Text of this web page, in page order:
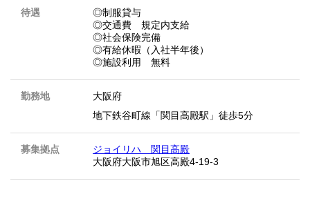
待遇
◎制服貸与
◎交通費 規定内支給
◎社会保険完備
◎有給休暇（入社半年後）
◎施設利用 無料
勤務地
大阪府
地下鉄谷町線「関目高殿駅」徒歩5分
募集拠点
ジョイリハ 関目高殿
大阪府大阪市旭区高殿4-19-3